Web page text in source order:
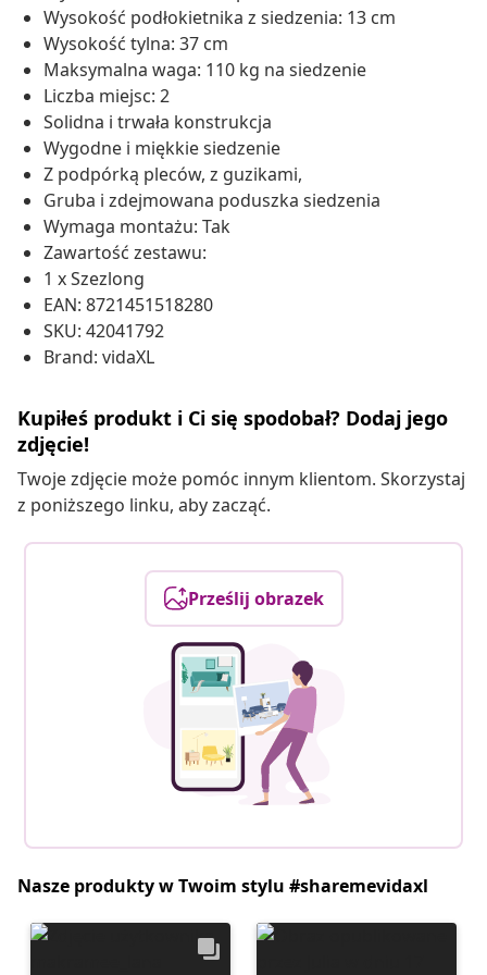
Wysokość podłokietnika z siedzenia: 13 cm
Wysokość tylna: 37 cm
Maksymalna waga: 110 kg na siedzenie
Liczba miejsc: 2
Solidna i trwała konstrukcja
Wygodne i miękkie siedzenie
Z podpórką pleców, z guzikami,
Gruba i zdejmowana poduszka siedzenia
Wymaga montażu: Tak
Zawartość zestawu:
1 x Szezlong
EAN: 8721451518280
SKU: 42041792
Brand: vidaXL
Kupiłeś produkt i Ci się spodobał? Dodaj jego
zdjęcie!
Twoje zdjęcie może pomóc innym klientom. Skorzystaj
z poniższego linku, aby zacząć.
Prześlij obrazek
Nasze produkty w Twoim stylu #sharemevidaxl